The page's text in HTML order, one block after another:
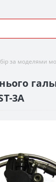
за моделями
3A